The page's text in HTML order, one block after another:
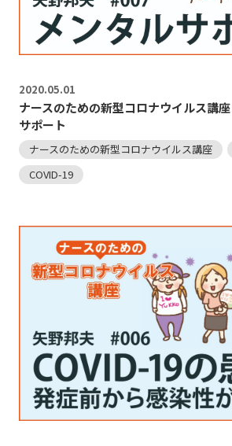
2020.05.01
ナースのための新型コロナウイルス講
サポート
ナースのための新型コロナウイルス講座
COVID-19